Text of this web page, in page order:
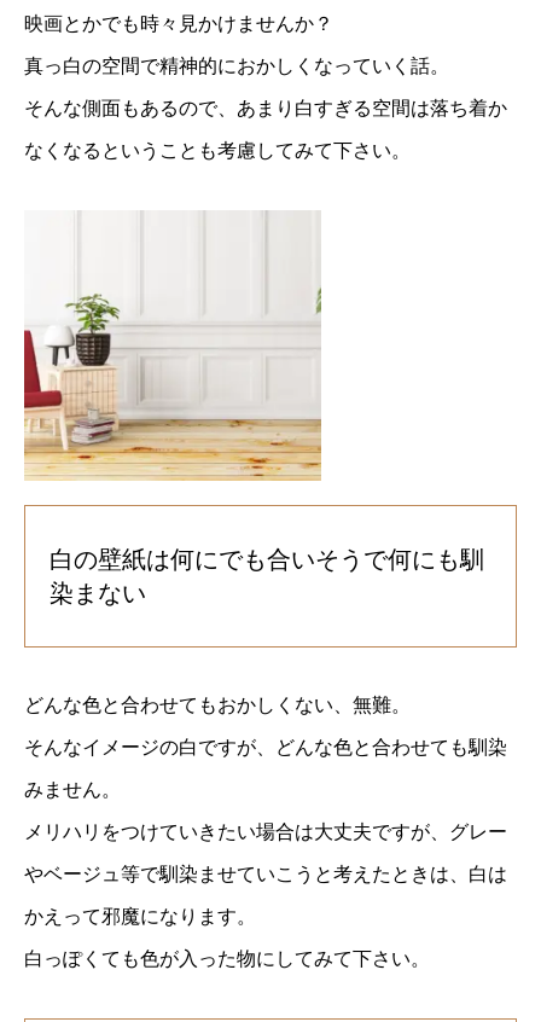
映画とかでも時々見かけませんか？
真っ白の空間で精神的におかしくなっていく話。
そんな側面もあるので、あまり白すぎる空間は落ち着か
なくなるということも考慮してみて下さい。
白の壁紙は何にでも合いそうで何にも馴
染まない
どんな色と合わせてもおかしくない、無難。
そんなイメージの白ですが、どんな色と合わせても馴染
みません。
メリハリをつけていきたい場合は大丈夫ですが、グレー
やベージュ等で馴染ませていこうと考えたときは、白は
かえって邪魔になります。
白っぽくても色が入った物にしてみて下さい。